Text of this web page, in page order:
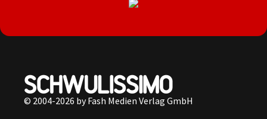
© 2004-2026 by Fash Medien Verlag GmbH